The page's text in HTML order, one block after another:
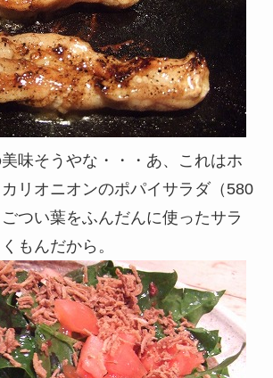
味そうやな・・・あ、これはホ
リオニオンのポパイサラダ（580
つい葉をふんだんに使ったサラ
もんだから。